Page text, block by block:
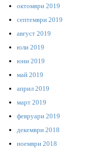
октомври 2019
септември 2019
август 2019
юли 2019
юни 2019
май 2019
април 2019
март 2019
февруари 2019
декември 2018
ноември 2018